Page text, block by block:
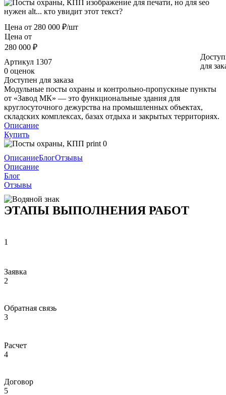
Цена от 280 000 ₽/шт
Цена от
280 000 ₽
для
Артикул 1307
0 оценок
Доступен для заказа
Модульные посты охраны и контрольно-пропускные пункты
от «Завод МК» — это функциональные здания для
круглосуточного дежурства на промышленных объектах,
складских комплексах, базах отдыха и закрытых территориях.
Описание
Купить
ОписаниеБлогОтзывы
Описание
Блог
Отзывы
ЭТАПЫ ВЫПОЛНЕНИЯ РАБОТ
1
Заявка
2
Обратная связь
3
Расчет
4
Договор
5